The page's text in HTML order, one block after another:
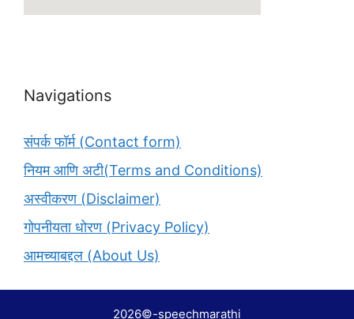
Navigations
संपर्क फॉर्म (Contact form)
नियम आणि अटी(Terms and Conditions)
अस्वीकरण (Disclaimer)
गोपनीयता धोरण (Privacy Policy)
आमच्याबद्दल (About Us)
2026©-speechmarathi